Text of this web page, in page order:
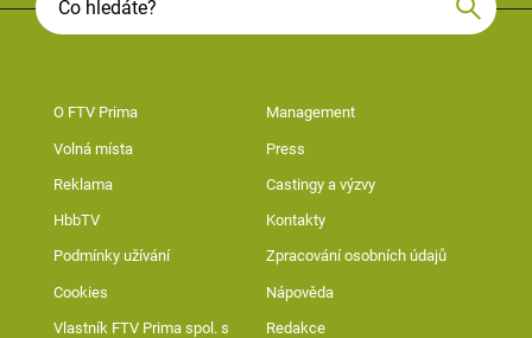
O FTV Prima Management
Volná místa Press
Reklama Castingy a výzvy
HbbTV Kontakty
Podmínky užívání Zpracování osobních údajů
Cookies Nápověda
Vlastník FTV Prima spol. s
Redakce